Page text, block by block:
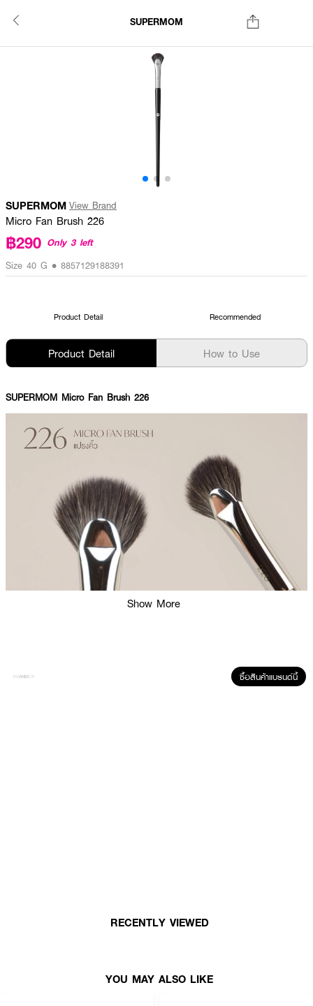
SUPERMOM
SUPERMOM View Brand
Micro Fan Brush 226
฿290 Only 3 left
Size 40 G • 8857129188391
Product Detail Recommended
Product Detail How to Use
SUPERMOM Micro Fan Brush 226
Show More
ซื้อสินค้าแบรนด์นี้
RECENTLY VIEWED
YOU MAY ALSO LIKE